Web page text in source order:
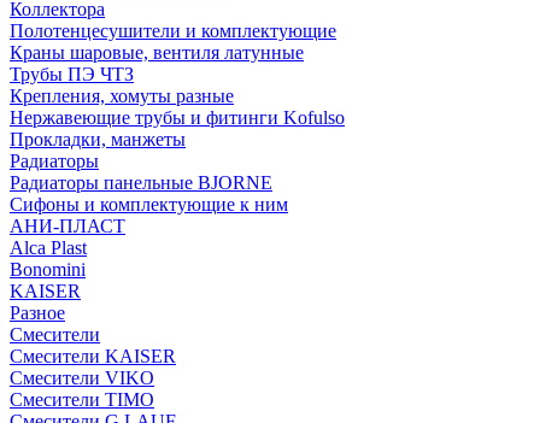
Коллектора
Полотенцесушители и комплектующие
Краны шаровые, вентиля латунные
Трубы ПЭ ЧТЗ
Крепления, хомуты разные
Нержавеющие трубы и фитинги Kofulso
Прокладки, манжеты
Радиаторы
Радиаторы панельные BJORNE
Сифоны и комплектующие к ним
АНИ-ПЛАСТ
Alca Plast
Bonomini
KAISER
Разное
Смесители
Смесители KAISER
Смесители VIKO
Смесители TIMO